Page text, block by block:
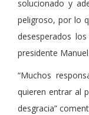
solucionado y
peligroso, por lo
desesperados
presidente
“Muchos
quieren entrar al
desgracia”